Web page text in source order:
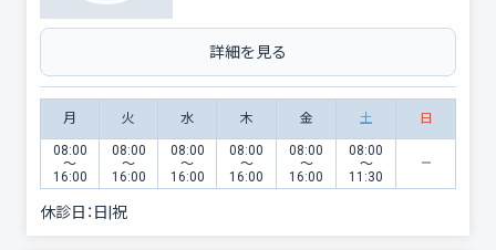
詳細を見る
月 火 水 木 金 土 日
08:00
〜
16:00
08:00
〜
16:00
08:00
〜
16:00
08:00
〜
16:00
08:00
〜
16:00
08:00
〜
11:30
休診日： 日|祝